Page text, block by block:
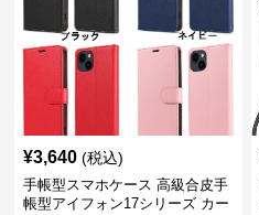
¥3,640 (税込)
手帳型スマホケース 高級合皮手
帳型アイフォン17シリーズ カー